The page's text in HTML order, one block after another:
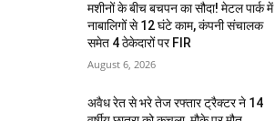
मशीनों के बीच बचपन का सौदा! मेटल पार्क में
नाबालिगों से 12 घंटे काम, कंपनी संचालक
समेत 4 ठेकेदारों पर FIR
August 6, 2026
अवैध रेत से भरे तेज रफ्तार ट्रैक्टर ने 14